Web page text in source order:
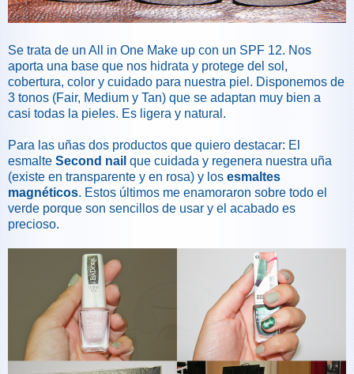
Se trata de un All in One Make up con un SPF 12. Nos
aporta una base que nos hidrata y protege del sol,
cobertura, color y cuidado para nuestra piel. Disponemos de
3 tonos (Fair, Medium y Tan) que se adaptan muy bien a
casi todas la pieles. Es ligera y natural.
Para las uñas dos productos que quiero destacar: El
esmalte Second nail que cuidada y regenera nuestra uña
(existe en transparente y en rosa) y los esmaltes
magnéticos. Estos últimos me enamoraron sobre todo el
verde porque son sencillos de usar y el acabado es
precioso.